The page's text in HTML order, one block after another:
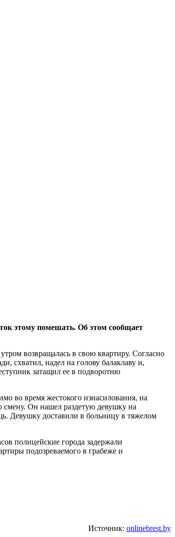
этому помешать. Об этом сообщает
возвращалась в свою квартиру. Согласно
схватил, надел на голову балаклаву и,
затащил ее в подворотню
во время жестокого изнасилования, на
смену. Он нашел раздетую девушку на
Девушку доставили в больницу в тяжелом
полицейские города задержали
подозреваемого в грабеже и
Источник: onlinebrest.by